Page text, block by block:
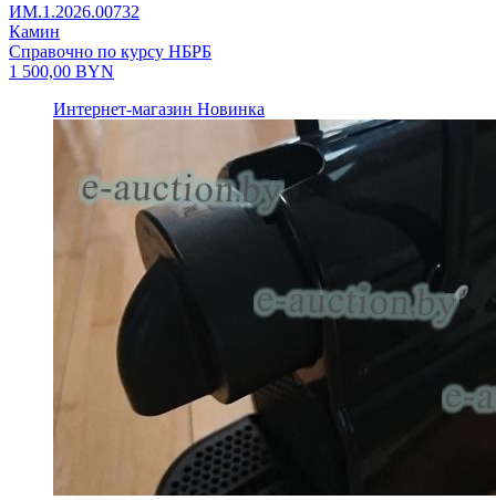
ИМ.1.2026.00732
Камин
Справочно по курсу НБРБ
1 500,00 BYN
Интернет-магазин Новинка